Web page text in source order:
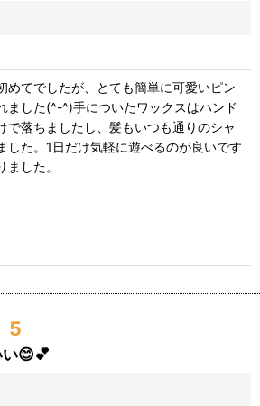
めてでしたが、とても簡単に可愛いピン
ました(^-^)手についたワックスはハンド
で落ちましたし、髪もいつも通りのシャ
した。1日だけ気軽に遊べるのが良いです
した。
5
😊💕